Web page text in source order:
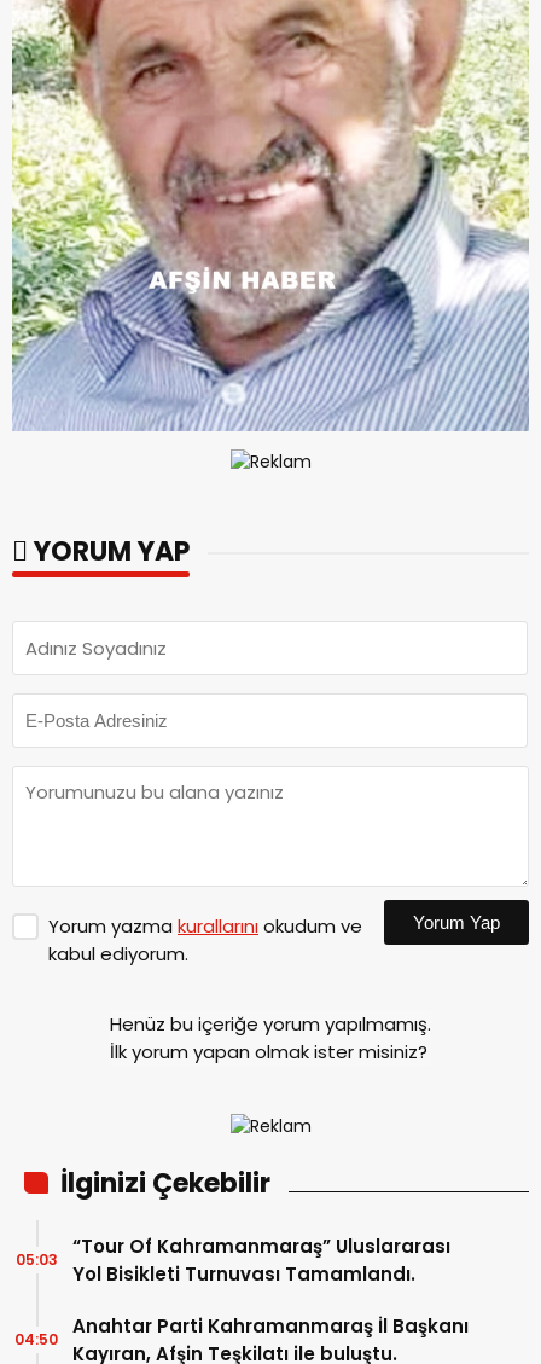
YORUM YAP
Yorum yazma kurallarınıokudum ve
kabul ediyorum.
Yorum Yap
Henüz bu içeriğe yorum yapılmamış.
İlk yorum yapan olmak ister misiniz?
İlginizi Çekebilir
“Tour Of Kahramanmaraş” Uluslararası
Yol Bisikleti Turnuvası Tamamlandı.
05:03
Anahtar Parti Kahramanmaraş İl Başkanı
Kayıran, Afşin Teşkilatı ile buluştu.
04:50